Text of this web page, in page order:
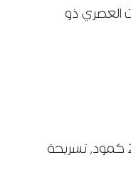
العصري ذو
سرير كبير مع بانكيت ميكانيزم، 2 كمود، تسريحة